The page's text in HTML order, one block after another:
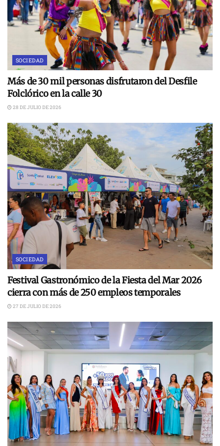
SOCIEDAD
Más de 30 mil personas disfrutaron del Desfile
Folclórico en la calle 30
28 DE JULIO DE 2026
SOCIEDAD
Festival Gastronómico de la Fiesta del Mar 2026
cierra con más de 250 empleos temporales
27 DE JULIO DE 2026